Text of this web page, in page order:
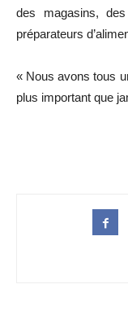
des magasins,
préparateurs
« Nous avons tous
plus important que